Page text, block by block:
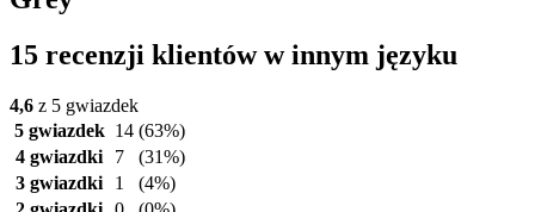
15 recenzji klientów w innym języku
4,6 z 5 gwiazdek
5 gwiazdek 14 (63%)
4 gwiazdki
7
(31%)
3 gwiazdki
1
(4%)